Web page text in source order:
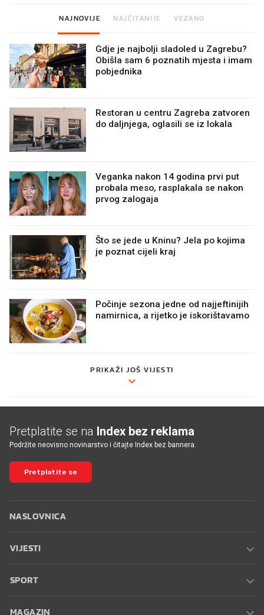
NAJNOVIJE NAJČITANIJE VEZANO
Gdje je najbolji sladoled u Zagrebu?
Obišla sam 6 poznatih mjesta i imam
pobjednika
Restoran u centru Zagreba zatvoren
do daljnjega, oglasili se iz lokala
Veganka nakon 14 godina prvi put
probala meso, rasplakala se nakon
prvog zalogaja
Što se jede u Kninu? Jela po kojima
je poznat cijeli kraj
Počinje sezona jedne od najjeftinijih
namirnica, a rijetko je iskorištavamo
PRIKAŽI JOŠ VIJESTI
Pretplatite se na Index bez reklama
Podržite neovisno novinarstvo i čitajte Index bez bannera.
Pretplatite se
NASLOVNICA
VIJESTI
SPORT
MAGAZIN